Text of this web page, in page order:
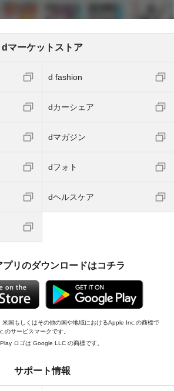
dマーケットストア
d fashion
dカーシェア
dマガジン
dフォト
dヘルスケア
リのダウンロードはコチラ
国もしくはその他の国や地域におけるApple Inc.の商標で
サービスマークです。
ロゴは Google LLC の商標です。
サポート情報